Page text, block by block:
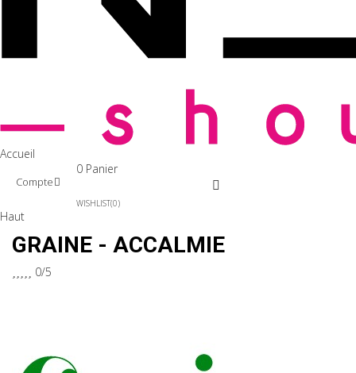
Accueil
Compte
0 Panier
WISHLIST 0
Haut
GRAINE - ACCALMIE
0/5